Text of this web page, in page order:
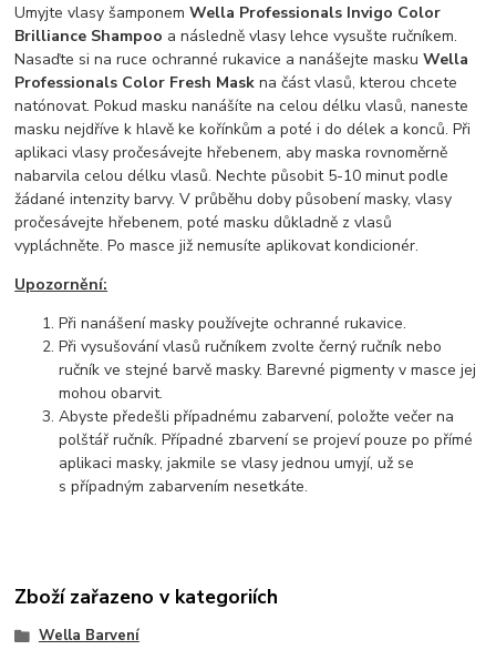
Umyjte vlasy šamponemWella Professionals Invigo Color
Brilliance Shampoo a následně vlasy lehce vysušte ručníkem.
Nasaďte si na ruce ochranné rukavice a nanášejte maskuWella
Professionals Color Fresh Maskna část vlasů, kterou chcete
natónovat. Pokud masku nanášíte na celou délku vlasů, naneste
masku nejdříve k hlavě ke kořínkům a poté i do délek a konců. Při
aplikaci vlasy pročesávejte hřebenem, aby maska rovnoměrně
nabarvila celou délku vlasů. Nechte působit 5-10 minut podle
žádané intenzity barvy. V průběhu doby působení masky, vlasy
pročesávejte hřebenem, poté masku důkladně z vlasů
vypláchněte. Po masce již nemusíte aplikovat kondicionér.
Upozornění:
Při nanášení masky používejte ochranné rukavice.
Při vysušování vlasů ručníkem zvolte černý ručník nebo
ručník ve stejné barvě masky. Barevné pigmenty v masce jej
mohou obarvit.
Abyste předešli případnému zabarvení, položte večer na
polštář ručník. Případné zbarvení se projeví pouze po přímé
aplikaci masky, jakmile se vlasy jednou umyjí, už se
s případným zabarvením nesetkáte.
Zboží zařazeno v kategoriích
Wella Barvení